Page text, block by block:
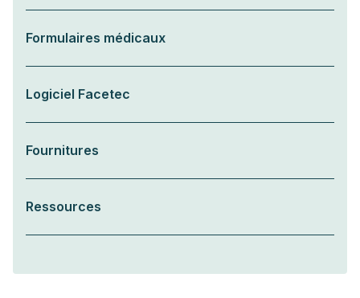
Formulaires médicaux
Logiciel Facetec
Fournitures
Ressources